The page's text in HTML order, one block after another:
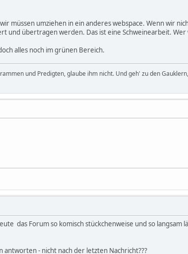
müssen umziehen in ein anderes webspace. Wenn wir
und übertragen werden. Das ist eine Schweinearbeit. Wer
alles noch im grünen Bereich.
und Predigten, glaube ihm nicht. Und geh' zu den
das Forum so komisch stückchenweise und so langsam
antworten - nicht nach der letzten Nachricht???